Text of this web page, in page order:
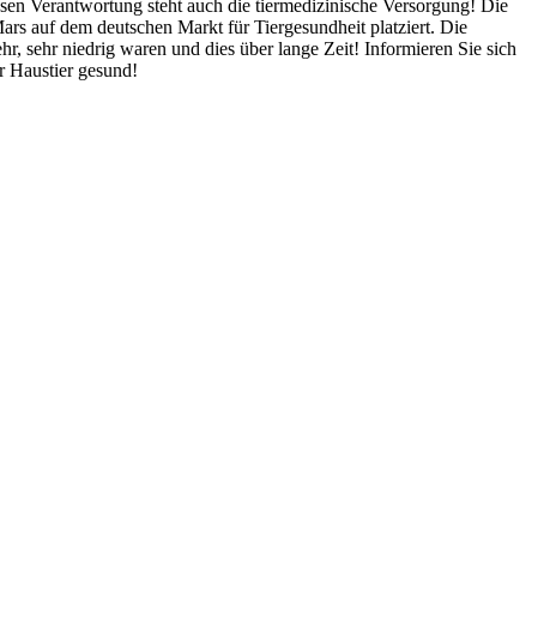
Verantwortung steht auch die tiermedizinische Versorgung! Die
auf dem deutschen Markt für Tiergesundheit platziert. Die
sehr niedrig waren und dies über lange Zeit! Informieren Sie sich
Haustier gesund!